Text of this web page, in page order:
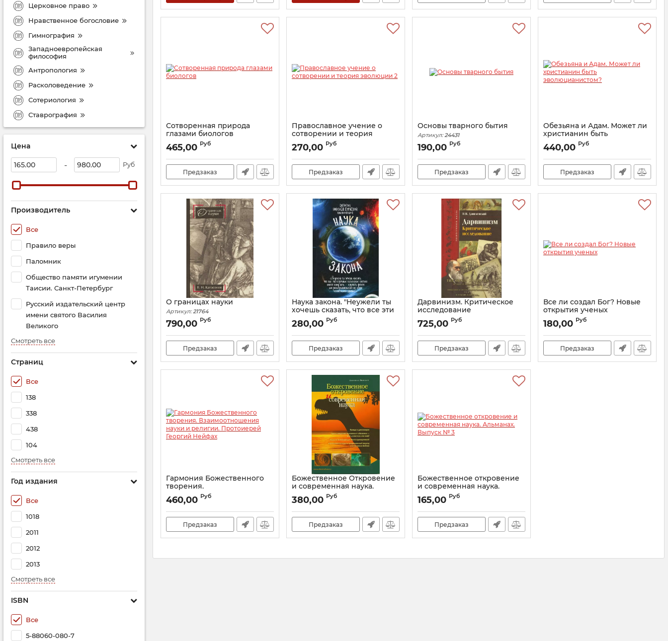
Церковное право
Нравственное богословие
Гимнография
Западноевропейская
философия
Антропология
Расколоведение
Сотериология
Ставрография
Цена
- Руб
Производитель
Все
Правило веры
Паломник
Общество памяти игумении
Таисии. Санкт-Петербург
Русский издательский центр
имени святого Василия
Великого
Смотреть все
Страниц
Все
138
338
438
104
Смотреть все
Год издания
Все
1018
2011
2012
2013
Смотреть все
ISBN
Все
5-88060-080-7
Сотворенная природа
глазами биологов
Артикул: 15714
465,00 Руб
Предзаказ
Православное учение о
сотворении и теория
эволюции 2
Артикул: 18342
270,00 Руб
Предзаказ
Основы тварного бытия
Артикул: 24431
190,00 Руб
Предзаказ
Обезьяна и Адам. Может ли
христианин быть
эволюцианистом?
Артикул: 23726
440,00 Руб
Предзаказ
О границах науки
Артикул: 21764
790,00 Руб
Предзаказ
Наука закона. "Неужели ты
хочешь сказать, что все эти
огромные вселенские
светила имеют одну лишь
цель-служить фоном для
разыгрывающейся
человеческой драмы?"
280,00 Руб
Предзаказ
Дарвинизм. Критическое
исследование
Артикул: 19245
725,00 Руб
Предзаказ
Все ли создал Бог? Новые
открытия ученых
Артикул: 23030
180,00 Руб
Предзаказ
Гармония Божественного
творения.
Взаимоотношения науки и
религии. Протоиерей
Георгий Нейфах
Артикул: 27533
460,00 Руб
Предзаказ
Божественное Откровение
и современная наука.
Альманах. Выпуск №4
Артикул: 20815
380,00 Руб
Предзаказ
Божественное откровение
и современная наука.
Альманах. Выпуск № 3
Артикул: 15328
165,00 Руб
Предзаказ